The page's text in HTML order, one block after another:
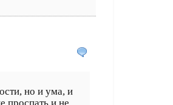
но и ума, и